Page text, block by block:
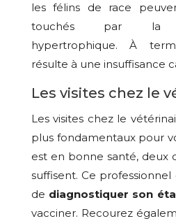
les félins de race
touchés par la
hypertrophique. À
résulte à une insuffisance
Les visites chez le
Les visites chez le
plus fondamentaux pour
est en bonne santé, deux
suffisent. Ce
de diagnostiquer son
vacciner. Recourez